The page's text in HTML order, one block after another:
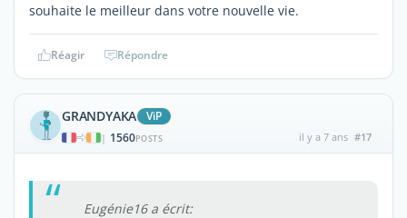
souhaite le meilleur dans votre nouvelle vie.
Réagir Répondre
GRANDYAKA ViP
| 1560POSTS il y a 7 ans #17
Eugénie16 a écrit: